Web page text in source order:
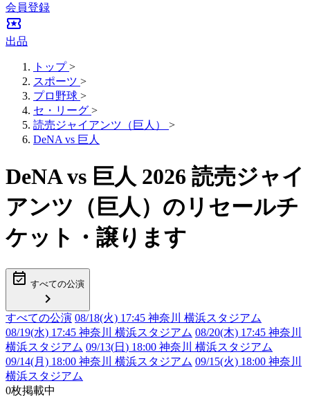
会員登録
local_activity
出品
トップ >
スポーツ >
プロ野球 >
セ・リーグ >
読売ジャイアンツ（巨人）
>
DeNA vs 巨人
DeNA vs 巨人 2026 読売ジャイ
アンツ（巨人）のリセールチ
ケット・譲ります
event_available すべての公演
chevron_right
すべての公演 08/18(火) 17:45 神奈川 横浜スタジアム
08/19(水) 17:45 神奈川 横浜スタジアム 08/20(木) 17:45 神奈川
横浜スタジアム 09/13(日 ) 18:00 神奈川 横浜スタジアム
09/14(月) 18:00 神奈川 横浜スタジアム 09/15(火) 18:00 神奈川
横浜スタジアム
0枚掲載中